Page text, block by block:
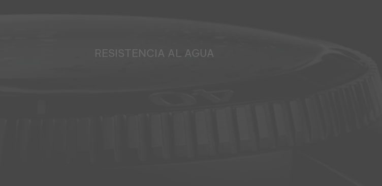
RESISTENCIA AL AGUA